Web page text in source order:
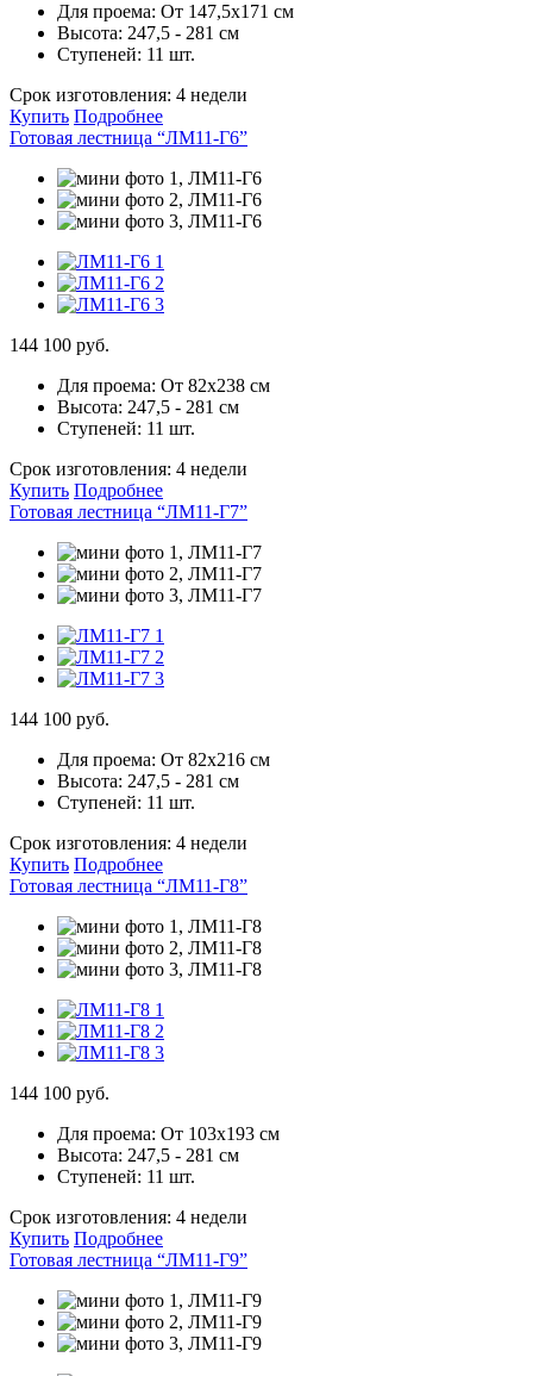
Для проема: От 147,5х171 см
Высота: 247,5 - 281 см
Ступеней: 11 шт.
Срок изготовления: 4 недели
Купить Подробнее
Готовая лестница “ЛМ11-Г6”
144 100 руб.
Для проема: От 82х238 см
Высота: 247,5 - 281 см
Ступеней: 11 шт.
Срок изготовления: 4 недели
Купить Подробнее
Готовая лестница “ЛМ11-Г7”
144 100 руб.
Для проема: От 82х216 см
Высота: 247,5 - 281 см
Ступеней: 11 шт.
Срок изготовления: 4 недели
Купить Подробнее
Готовая лестница “ЛМ11-Г8”
144 100 руб.
Для проема: От 103х193 см
Высота: 247,5 - 281 см
Ступеней: 11 шт.
Срок изготовления: 4 недели
Купить Подробнее
Готовая лестница “ЛМ11-Г9”